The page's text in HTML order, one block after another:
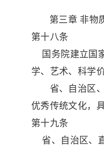
第三章 非物
第十八条
国务院建立国
学、艺术、科学
省、自治区、
优秀传统文化，
第十九条
省、自治区、